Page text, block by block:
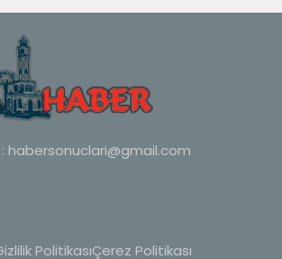
habersonuclari@gmail.com
PolitikasıÇerez Politikası